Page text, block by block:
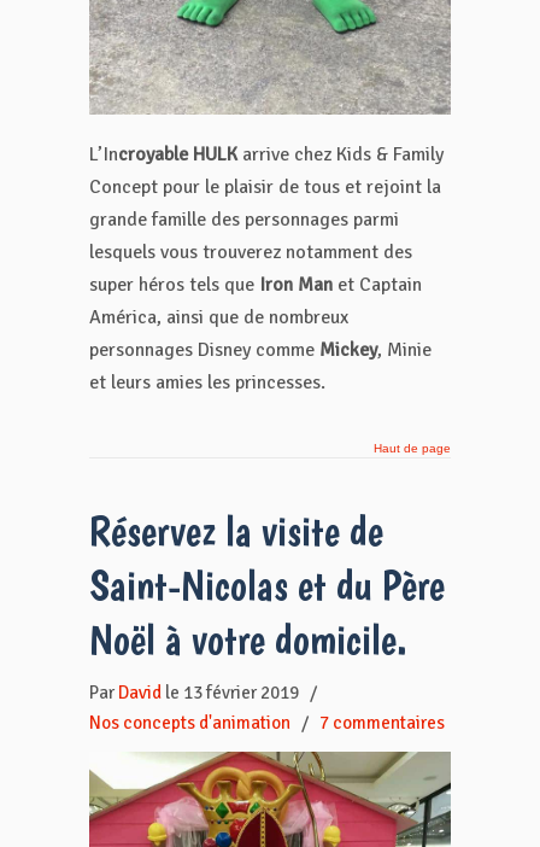
L’Incroyable HULK arrive chez Kids & Family
Concept pour le plaisir de tous et rejoint la
grande famille des personnages parmi
lesquels vous trouverez notamment des
super héros tels que Iron Man et Captain
América, ainsi que de nombreux
personnages Disney comme Mickey, Minie
et leurs amies les princesses.
Haut de page
Réservez la visite de
Saint-Nicolas et du Père
Noël à votre domicile.
Par David le 13 février 2019 /
Nos concepts d'animation / 7 commentaires